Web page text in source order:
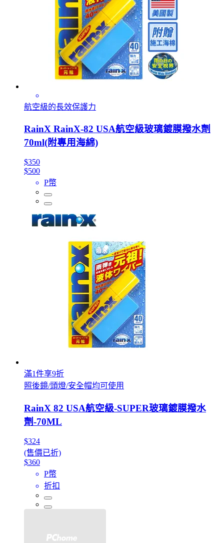
航空級的長效保護力
RainX RainX-82 USA航空級玻璃鍍膜撥水劑
70ml(附專用海綿)
$350
$500
P幣
滿1件享9折
照後鏡/頭燈/安全帽均可使用
RainX 82 USA航空級-SUPER玻璃鍍膜撥水
劑-70ML
$324
(售價已折)
$360
P幣
折扣